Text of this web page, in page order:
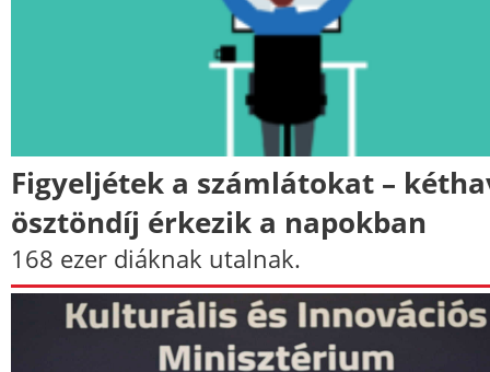
Figyeljétek a számlátokat –
ösztöndíj érkezik a napokban
168 ezer diáknak utalnak.